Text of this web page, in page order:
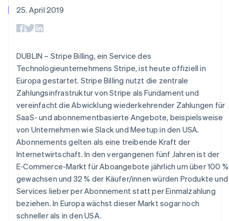
Zugriff auf mehr als
Terminal
Boost
Optimierung der
Autorisierungsraten
Link
Beschleunigter
Bezahlvorgang
Financial
Connections
Verbundene
Finanzdaten
Mehr
Product roadmap
Ausblick
Nach Branche
KI-Unternehmen
Creator Economy
Gaming
Bewirtung, Reisen und
Freizeit
Versicherungen
Medien und
Unterhaltung
Gemeinnützige
Organisationen
Fachdienstleistungen
Öffentlicher Sektor
Einzelhandel
nutzungsbasierte
Abrechnung um
Stablecoin-gestützte
Karten ausgeben: So
geht´s
Bereitstellung und
Verwaltung von
Diensten mit Agenten
Ressourcen
App-Integrationen
Code-Beispiele
Entwickler-Blog
API-Status
Stripe Press
Kontakt
Sales-Team
kontaktieren
Partner werden
25. April 2019
DUBLIN – Stripe Billing, ein Service des
Technologieunternehmens Stripe, ist heute offiziell in
Europa gestartet. Stripe Billing nutzt die zentrale
Zahlungsinfrastruktur von Stripe als Fundament und
vereinfacht die Abwicklung wiederkehrender Zahlungen für
SaaS- und abonnementbasierte Angebote, beispielsweise
von Unternehmen wie Slack und Meetup in den USA.
Abonnements gelten als eine treibende Kraft der
Internetwirtschaft. In den vergangenen fünf Jahren ist der
E‑Commerce-Markt für Aboangebote jährlich um über 100 %
gewachsen und 32 % der Käufer/innen würden Produkte und
Services lieber per Abonnement statt per Einmalzahlung
beziehen. In Europa wächst dieser Markt sogar noch
schneller als in den USA.